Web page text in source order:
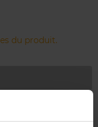
du produit.